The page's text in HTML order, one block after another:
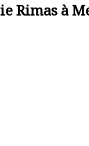
Rimas à